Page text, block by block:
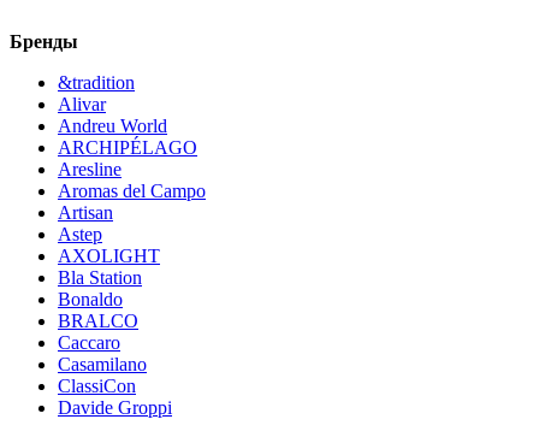
Бренды
&tradition
Alivar
Andreu World
ARCHIPÉLAGO
Aresline
Aromas del Campo
Artisan
Astep
AXOLIGHT
Bla Station
Bonaldo
BRALCO
Caccaro
Casamilano
ClassiCon
Davide Groppi